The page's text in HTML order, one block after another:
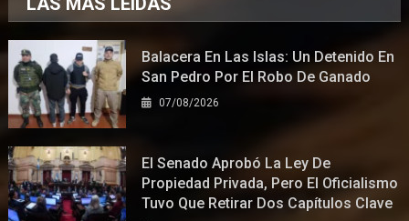
Balacera En Las Islas: Un Detenido En
San Pedro Por El Robo De Ganado
07/08/2026
El Senado Aprobó La Ley De
Propiedad Privada, Pero El Oficialismo
Tuvo Que Retirar Dos Capítulos Clave